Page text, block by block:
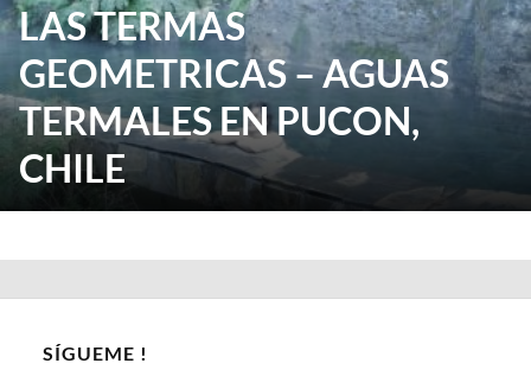
LAS TERMAS
GEOMETRICAS – AGUAS
TERMALES EN PUCON,
CHILE
SÍGUEME !